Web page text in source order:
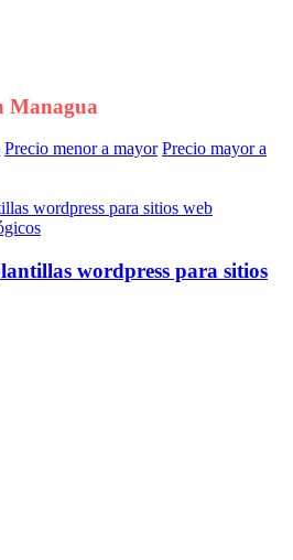
Managua
Precio menor a mayor Precio mayor a
wordpress para sitios